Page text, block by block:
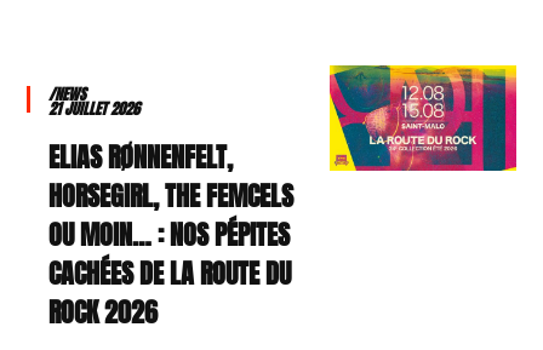
/NEWS
21 JUILLET 2026
ELIAS RØNNENFELT,
HORSEGIRL, THE FEMCELS
OU MOIN… : NOS PÉPITES
CACHÉES DE LA ROUTE DU
ROCK 2026